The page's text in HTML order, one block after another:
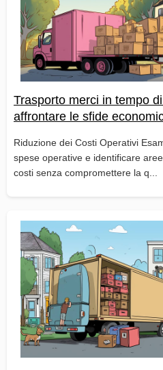
Trasporto merci in tempo
affrontare le sfide
Riduzione dei Costi Operativi
spese operative e identificare
costi senza compromettere la q...